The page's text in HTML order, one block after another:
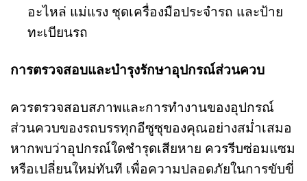
อะไหล่ แม่แรง ชุดเครื่องมือประจำรถ และป้าย
ทะเบียนรถ
การตรวจสอบและบำรุงรักษาอุปกรณ์ส่วนควบ
ควรตรวจสอบสภาพและการทำงานของอุปกรณ์
ส่วนควบของรถบรรทุกอีซูซุของคุณอย่างสม่ำเสมอ
หากพบว่าอุปกรณ์ใดชำรุดเสียหาย ควรรีบซ่อมแซม
หรือเปลี่ยนใหม่ทันที เพื่อความปลอดภัยในการขับขี่